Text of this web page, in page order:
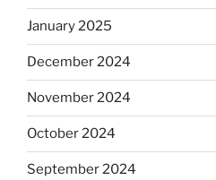
January 2025
December 2024
November 2024
October 2024
September 2024